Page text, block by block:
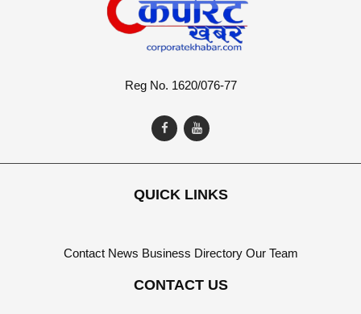
Reg No. 1620/076-77
QUICK LINKS
Contact News Business Directory Our Team
CONTACT US